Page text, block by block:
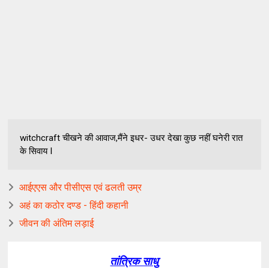
witchcraft चीखने की आवाज,मैंने इधर- उधर देखा कुछ नहीं घनेरी रात
के सिवाय I
आईएएस और पीसीएस एवं ढलती उम्र
अहं का कठोर दण्ड - हिंदी कहानी
जीवन की अंतिम लड़ाई
तांत्रिक साधु